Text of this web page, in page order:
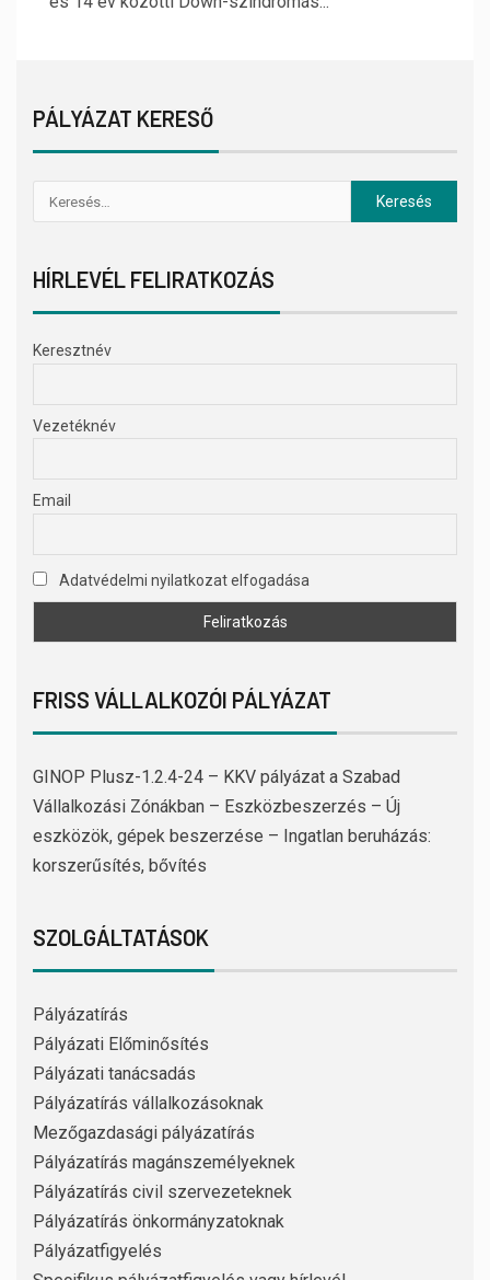
PÁLYÁZAT KERESŐ
HÍRLEVÉL FELIRATKOZÁS
Keresztnév
Vezetéknév
Email
Adatvédelmi nyilatkozat elfogadása
FRISS VÁLLALKOZÓI PÁLYÁZAT
GINOP Plusz-1.2.4-24 – KKV pályázat a Szabad
Vállalkozási Zónákban – Eszközbeszerzés – Új
eszközök, gépek beszerzése – Ingatlan beruházás:
korszerűsítés, bővítés
SZOLGÁLTATÁSOK
Pályázatírás
Pályázati Előminősítés
Pályázati tanácsadás
Pályázatírás vállalkozásoknak
Mezőgazdasági pályázatírás
Pályázatírás magánszemélyeknek
Pályázatírás civil szervezeteknek
Pályázatírás önkormányzatoknak
Pályázatfigyelés